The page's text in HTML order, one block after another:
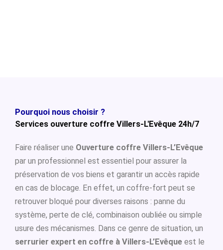
Pourquoi nous choisir ?
Services ouverture coffre Villers-L'Evêque 24h/7
Faire réaliser une Ouverture coffre Villers-L’Evêque
par un professionnel est essentiel pour assurer la
préservation de vos biens et garantir un accès rapide
en cas de blocage. En effet, un coffre-fort peut se
retrouver bloqué pour diverses raisons : panne du
système, perte de clé, combinaison oubliée ou simple
usure des mécanismes. Dans ce genre de situation, un
serrurier expert en coffre à Villers-L’Evêque est le